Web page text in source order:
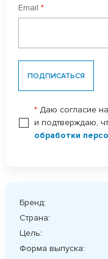
Email *
ПОДПИСАТЬСЯ
* Даю согласие
и подтверждаю,
обработки
Бренд:
Страна:
Цель:
Форма выпуска: